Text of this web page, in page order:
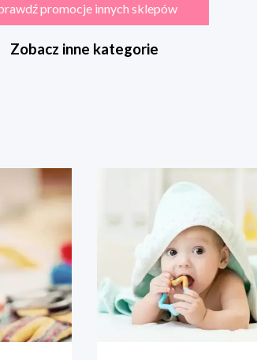
promocje innych sklepów
Zobacz inne kategorie